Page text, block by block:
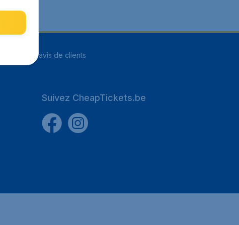
avis de clients
Suivez CheapTickets.be